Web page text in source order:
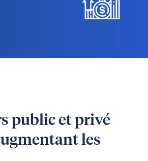
public et privé
les